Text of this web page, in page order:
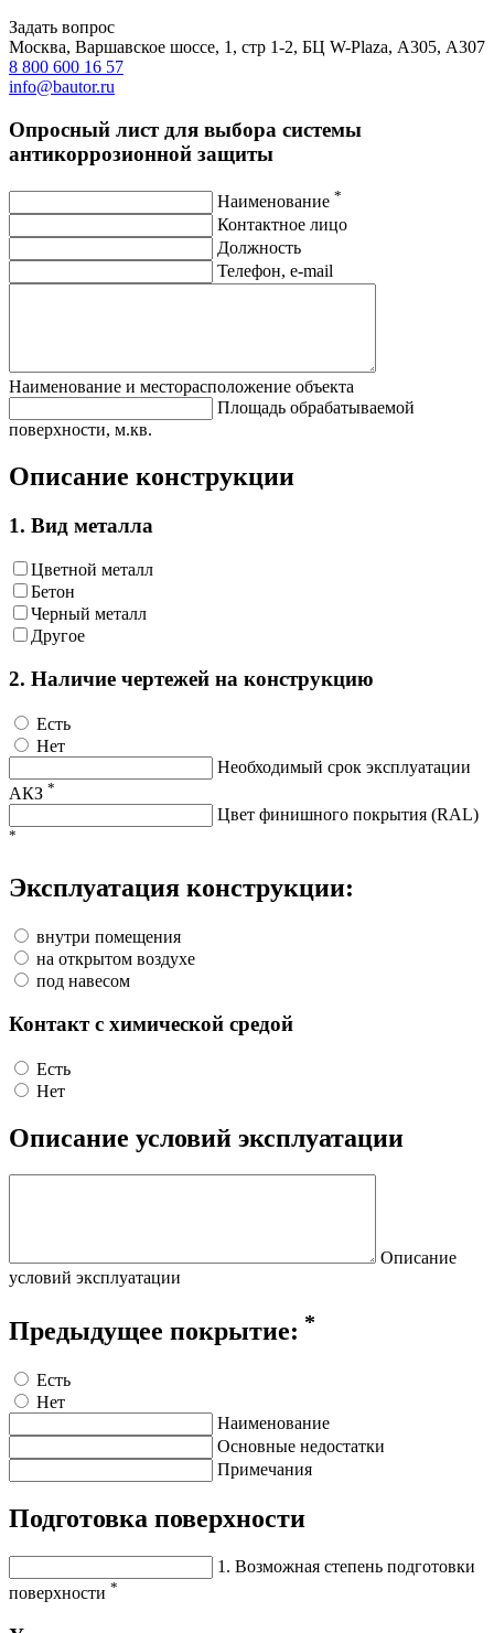
Задать вопрос
Москва, Варшавское шоссе, 1, стр 1-2, БЦ W-Plaza, А305, А307
8 800 600 16 57
info@bautor.ru
Опросный лист для выбора системы
антикоррозионной защиты
Наименование *
Контактное лицо
Должность
Телефон, e-mail
Наименование и месторасположение объекта
Площадь обрабатываемой
поверхности, м.кв.
Описание конструкции
1. Вид металла
Цветной металл
Бетон
Черный металл
Другое
2. Наличие чертежей на конструкцию
Есть
Нет
Необходимый срок эксплуатации
АКЗ *
Цвет финишного покрытия (RAL)
*
Эксплуатация конструкции:
внутри помещения
на открытом воздухе
под навесом
Контакт с химической средой
Есть
Нет
Описание условий эксплуатации
Описание
условий эксплуатации
Предыдущее покрытие: *
Есть
Нет
Наименование
Основные недостатки
Примечания
Подготовка поверхности
1. Возможная степень подготовки
поверхности *